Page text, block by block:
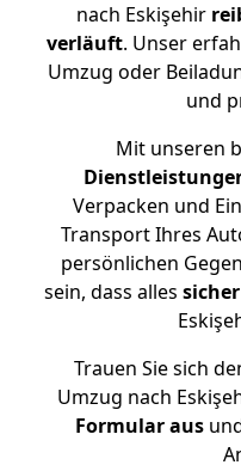
nach Eskişehir
verläuft. Unser
Umzug oder
und
Mit unseren
Verpacken und
Transport Ihres
persönlichen
sein, dass alles
Trauen Sie sich
Umzug nach
Formular aus